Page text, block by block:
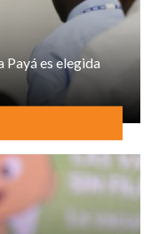
Payá es elegida